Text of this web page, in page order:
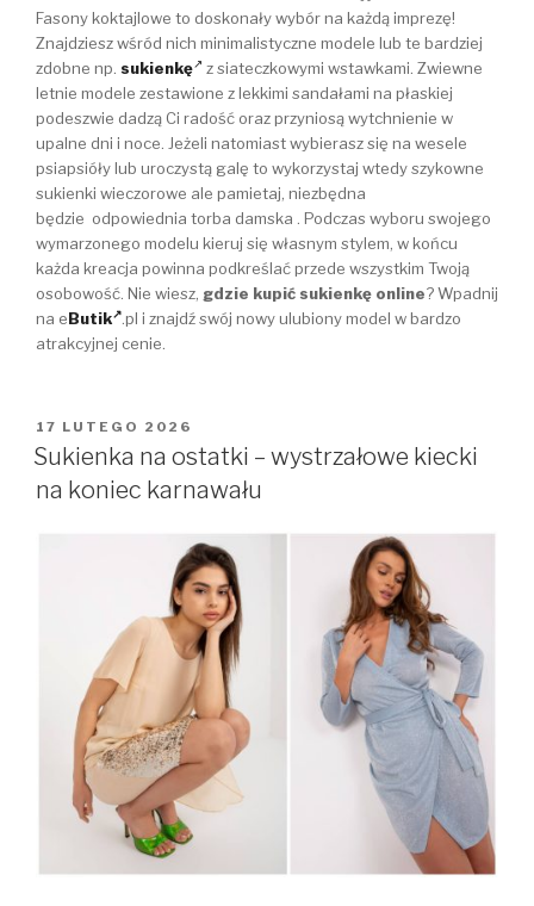
Fasony koktajlowe to doskonały wybór na każdą imprezę!
Znajdziesz wśród nich minimalistyczne modele lub te bardziej
zdobne np. sukienkę
z siateczkowymi wstawkami. Zwiewne
letnie modele zestawione z lekkimi sandałami na płaskiej
podeszwie dadzą Ci radość oraz przyniosą wytchnienie w
upalne dni i noce. Jeżeli natomiast wybierasz się na wesele
psiapsióły lub uroczystą galę to wykorzystaj wtedy szykowne
sukienki wieczorowe ale pamietaj, niezbędna
będzie odpowiednia torba damska . Podczas wyboru swojego
wymarzonego modelu kieruj się własnym stylem, w końcu
każda kreacja powinna podkreślać przede wszystkim Twoją
osobowość. Nie wiesz, gdzie kupić sukienkę online? Wpadnij
na eButik
.pl i znajdź swój nowy ulubiony model w bardzo
atrakcyjnej cenie.
OPUBLIKOWANE
W
17 LUTEGO 2026
Sukienka na ostatki – wystrzałowe kiecki
na koniec karnawału